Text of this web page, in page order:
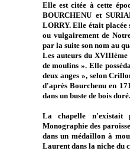
Elle est citée à cette
BOURCHENU et
LORRY. Elle était placée
ou vulgairement de
par la suite son nom au
Les auteurs du XVIIIème
de moulins ». Elle
deux anges », selon
d'après Bourchenu en
dans un buste de bois doré.
La chapelle n'existait
Monographie des
dans un médaillon à
Laurent dans la niche du